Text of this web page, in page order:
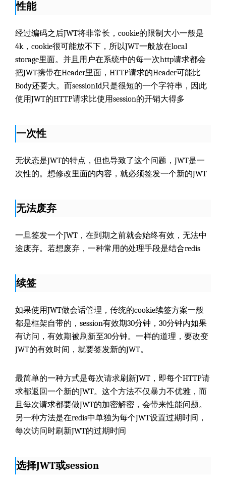
性能
经过编码之后JWT将非常长，cookie的限制大小一般是
4k，cookie很可能放不下，所以JWT一般放在local
storage里面。并且用户在系统中的每一次http请求都会
把JWT携带在Header里面，HTTP请求的Header可能比
Body还要大。而sessionId只是很短的一个字符串，因此
使用JWT的HTTP请求比使用session的开销大得多
一次性
无状态是JWT的特点，但也导致了这个问题，JWT是一
次性的。想修改里面的内容，就必须签发一个新的JWT
无法废弃
一旦签发一个JWT，在到期之前就会始终有效，无法中
途废弃。若想废弃，一种常用的处理手段是结合redis
续签
如果使用JWT做会话管理，传统的cookie续签方案一般
都是框架自带的，session有效期30分钟，30分钟内如果
有访问，有效期被刷新至30分钟。一样的道理，要改变
JWT的有效时间，就要签发新的JWT。
最简单的一种方式是每次请求刷新JWT，即每个HTTP请
求都返回一个新的JWT。这个方法不仅暴力不优雅，而
且每次请求都要做JWT的加密解密，会带来性能问题。
另一种方法是在redis中单独为每个JWT设置过期时间，
每次访问时刷新JWT的过期时间
选择JWT或session